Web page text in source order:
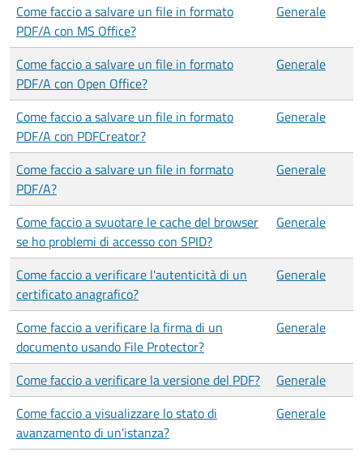
Come faccio a salvare un file in formato
PDF/A con MS Office?
Generale
Come faccio a salvare un file in formato
PDF/A con Open Office?
Generale
Come faccio a salvare un file in formato
PDF/A con PDFCreator?
Generale
Come faccio a salvare un file in formato
PDF/A?
Generale
Come faccio a svuotare le cache del browser
se ho problemi di accesso con SPID?
Generale
Come faccio a verificare l'autenticità di un
certificato anagrafico?
Generale
Come faccio a verificare la firma di un
documento usando File Protector?
Generale
Come faccio a verificare la versione del PDF?
Generale
Come faccio a visualizzare lo stato di
avanzamento di un'istanza?
Generale